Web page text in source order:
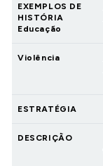
EXEMPLOS DE
HISTÓRIA
Educação
Violência
ESTRATÉGIA
DESCRIÇÃO